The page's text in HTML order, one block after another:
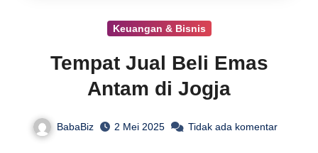
Keuangan & Bisnis
Tempat Jual Beli Emas
Antam di Jogja
BabaBiz 2 Mei 2025 Tidak ada komentar